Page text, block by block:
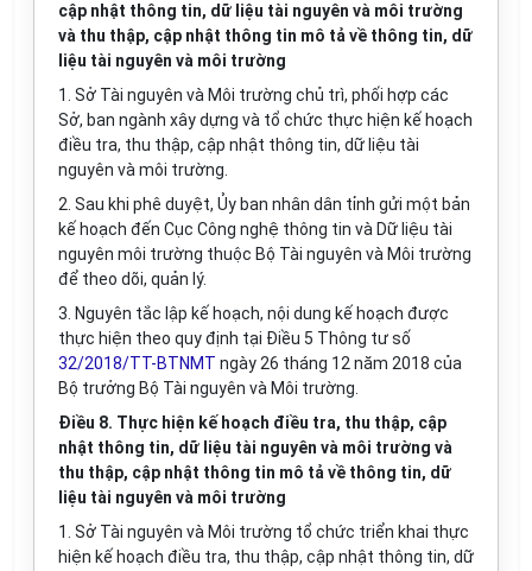
cập nhật thông tin, dữ liệu tài nguyên và môi trường
và thu thập, cập nhật thông tin mô tả về thông tin, dữ
liệu tài nguyên và môi trường
1. Sở Tài nguyên và Môi trường chủ trì, phối hợp các
Sở, ban ngành xây dựng và tổ chức thực hiện kế hoạch
điều tra, thu thập, cập nhật thông tin, dữ liệu tài
nguyên và môi trường.
2. Sau khi phê duyệt, Ủy ban nhân dân tỉnh gửi một bản
kế hoạch đến Cục Công nghệ thông tin và Dữ liệu tài
nguyên môi trường thuộc Bộ Tài nguyên và Môi trường
để theo dõi, quản lý.
3. Nguyên tắc lập kế hoạch, nội dung kế hoạch được
thực hiện theo quy định tại Điều 5 Thông tư số
32/2018/TT-BTNMT ngày 26 tháng 12 năm 2018 của
Bộ trưởng Bộ Tài nguyên và Môi trường.
Điều 8. Thực hiện kế hoạch điều tra, thu thập, cập
nhật thông tin, dữ liệu tài nguyên và môi trường và
thu thập, cập nhật thông tin mô tả về thông tin, dữ
liệu tài nguyên và môi trường
1. Sở Tài nguyên và Môi trường tổ chức triển khai thực
hiện kế hoạch điều tra, thu thập, cập nhật thông tin, dữ